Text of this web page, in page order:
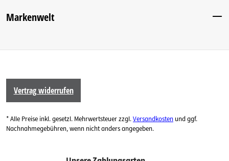
Markenwelt
Vertrag widerrufen
* Alle Preise inkl. gesetzl. Mehrwertsteuer zzgl.Versandkosten und ggf.
Nachnahmegebühren, wenn nicht anders angegeben.